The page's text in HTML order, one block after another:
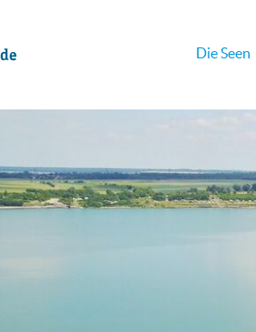
Die Seen